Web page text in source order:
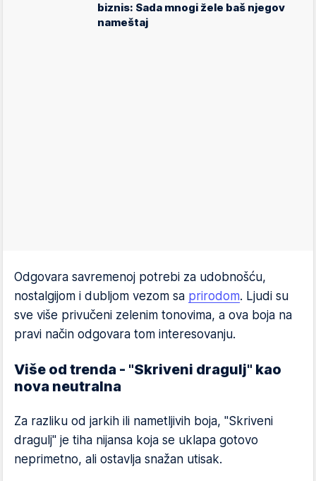
biznis: Sada mnogi žele baš njegov
nameštaj
Odgovara savremenoj potrebi za udobnošću,
nostalgijom i dubljom vezom sa prirodom. Ljudi su
sve više privučeni zelenim tonovima, a ova boja na
pravi način odgovara tom interesovanju.
Više od trenda - "Skriveni dragulj" kao
nova neutralna
Za razliku od jarkih ili nametljivih boja, "Skriveni
dragulj" je tiha nijansa koja se uklapa gotovo
neprimetno, ali ostavlja snažan utisak.